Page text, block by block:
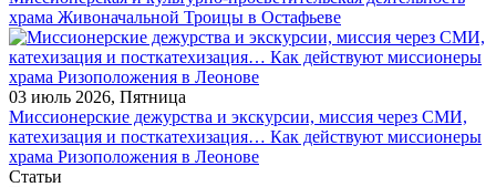
храма Живоначальной Троицы в Остафьеве
03 июль 2026, Пятница
Миссионерские дежурства и экскурсии, миссия через СМИ,
катехизация и посткатехизация… Как действуют миссионеры
храма Ризоположения в Леонове
Статьи